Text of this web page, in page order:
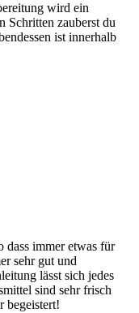
wird ein
Schritten zauberst du
ist innerhalb
dass immer etwas für
sehr gut und
lässt sich jedes
sind sehr frisch
begeistert!